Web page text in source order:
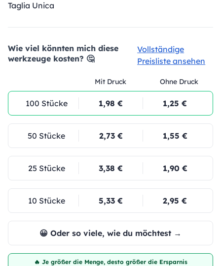
Taglia Unica
Wie viel könnten mich diese
werkzeuge kosten? 🤔
Vollständige
Preisliste ansehen
Mit Druck Ohne Druck
100 Stücke 1,98 € 1,25 €
50 Stücke 2,73 € 1,55 €
25 Stücke 3,38 € 1,90 €
10 Stücke 5,33 € 2,95 €
😀 Oder so viele, wie du möchtest →
🔥 Je größer die Menge, desto größer die Ersparnis